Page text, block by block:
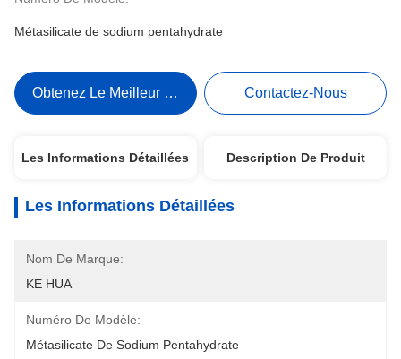
Métasilicate de sodium pentahydrate
Obtenez Le Meilleur Prix Contactez-Nous
Les Informations Détaillées Description De Produit
Les Informations Détaillées
Nom De Marque:
KE HUA
Numéro De Modèle:
Métasilicate De Sodium Pentahydrate